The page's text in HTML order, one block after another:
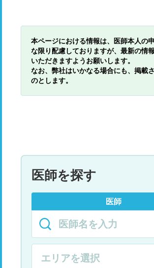
本ページにおける情報は、医師本人の
な限り配慮しておりますが、最新の情
いただきますようお願いします。
なお、弊社はいかなる場合にも、掲載
のとします。
医師を探す
医師